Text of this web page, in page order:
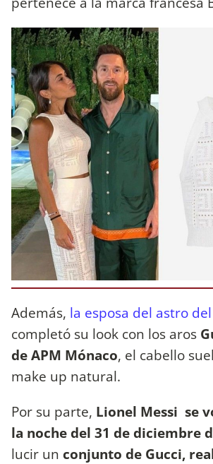
Además, la esposa del astro
completó su look con los aros
de APM Mónaco, el cabello
make up natural.
Por su parte, Lionel Messi se
la noche del 31 de diciembre
lucir un conjunto de Gucci,